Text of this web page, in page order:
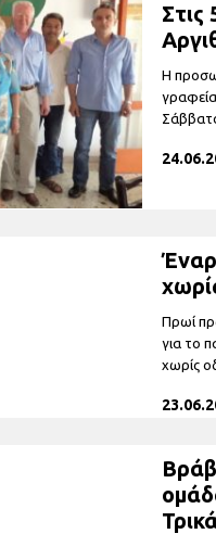
Η
Πρωί
για το
χωρίς